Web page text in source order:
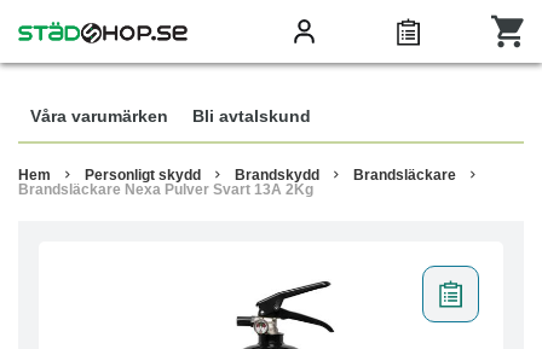
Våra varumärken Bli avtalskund
Hem Personligt skydd Brandskydd
Brandsläckare
Brandsläckare Nexa Pulver Svart 13A 2Kg